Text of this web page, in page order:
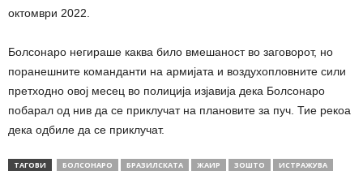
октомври 2022.
Болсонаро негираше каква било вмешаност во заговорот, но
поранешните команданти на армијата и воздухопловните сили
претходно овој месец во полиција изјавија дека Болсонаро
побарал од нив да се приклучат на плановите за пуч. Тие рекоа
дека одбиле да се приклучат.
ТАГОВИ БОЛСОНАРО БРАЗИЛСКАТА ЖАИР ЗОШТО
ИСТРАЖУВА